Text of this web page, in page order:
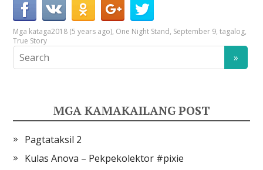
Mga kataga2018 (5 years ago), One Night Stand, September 9,tagalog,
True Story
MGA KAMAKAILANG POST
Pagtataksil 2
Kulas Anova – Pekpekolektor #pixie